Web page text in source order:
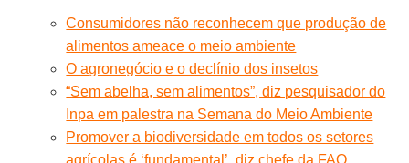
Consumidores não reconhecem que produção de
alimentos ameace o meio ambiente
O agronegócio e o declínio dos insetos
“Sem abelha, sem alimentos”, diz pesquisador do
Inpa em palestra na Semana do Meio Ambiente
Promover a biodiversidade em todos os setores
agrícolas é ‘fundamental’, diz chefe da FAO